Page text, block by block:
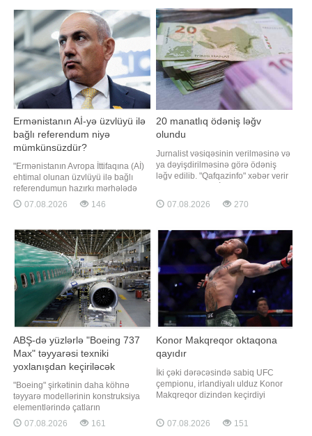
tarixi, CVV kodu və bankdan
göndərilə
deyən şikayətçinin sözlərinə görə,
kosmetoloq Ülviyyə İlyasova
barəsind
Ermənistanın Aİ-yə üzvlüyü ilə
bağlı referendum niyə
mümkünsüzdür?
"Ermənistanın Avropa İttifaqına (Aİ)
ehtimal olunan üzvlüyü ilə bağlı
referendumun hazırkı mərhələdə
təşkili qeyri-mümkündür". xəbər
verir ki, bu barədə Ermənistanın baş
verib. Siyasətçinin mövzu ilə bağlı
çıxışının videogörüntüsü onun
"Facebook" sosia
07.08.2026 146
20 manatlıq ödəniş ləğv
olundu
Jurnalist vəsiqəsinin verilməsinə və
ya dəyişdirilməsinə görə ödəniş
ləğv edilib. "Qafqazinfo" xəbər verir
tətbiqi barədə Fərman imzaladığı
"Media haqqında" qanuna
edək ki, jurnalist vəsiqəsinin
verilməsinə və dəyişdirilməsin
07.08.2026 270
ABŞ-də yüzlərlə "Boeing 737
Max" təyyarəsi texniki
yoxlanışdan keçiriləcək
"Boeing" şirkətinin daha köhnə
təyyarə modellərinin konstruksiya
elementlərində çatların
aşkarlanmasından sonra, ABŞ-nin
Federal Mülki Aviasiya İdarəsi (FAA)
07.08.2026 161
Konor Makqreqor oktaqona
qayıdır
İki çəki dərəcəsində sabiq UFC
çempionu, irlandiyalı ulduz Konor
Makqreqor dizindən keçirdiyi
müjdələyib və oktaqona möhtəşəm
qayıdış üçün hazırlıqlara başladığını
07.08.2026 151